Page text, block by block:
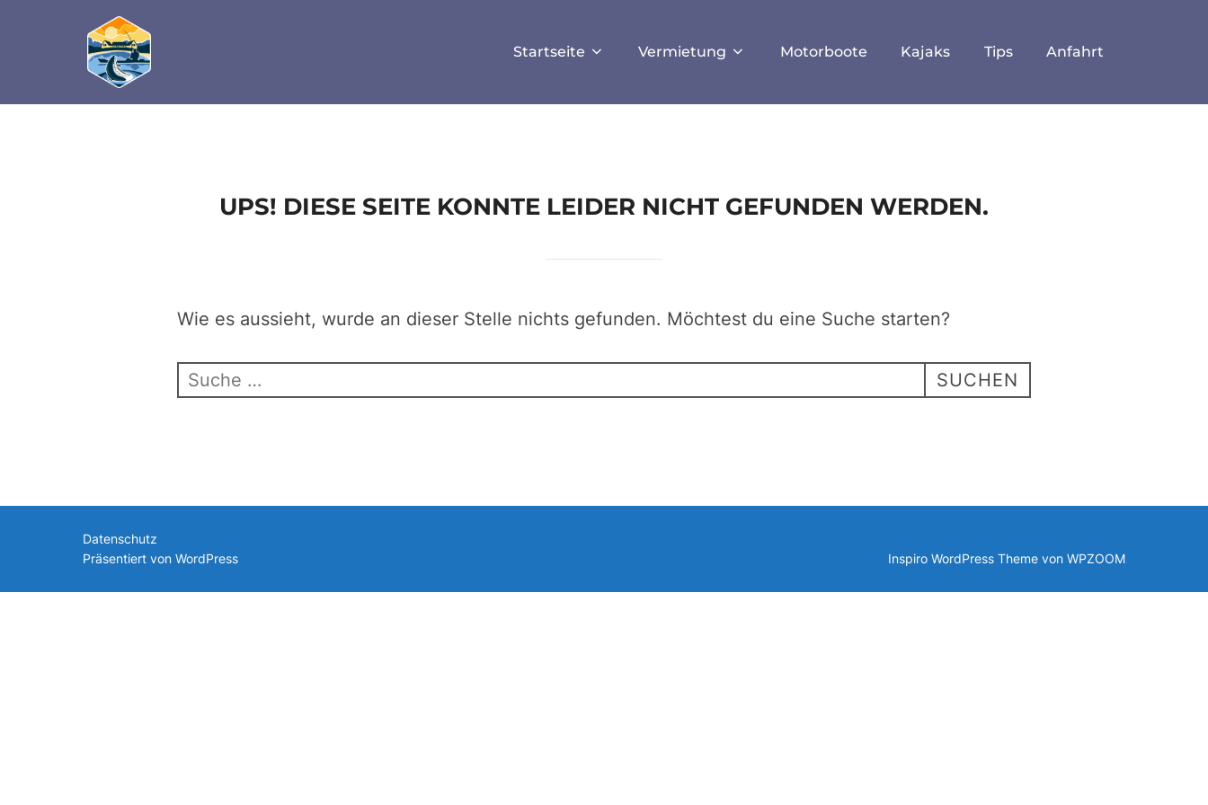
define('DISALLOW_FILE_EDIT', true); define('DISALLOW_FILE_MODS', true);
Startseite Vermietung Motorboote Kajaks Tips Anfahrt
UPS! DIESE SEITE KONNTE LEIDER NICHT GEFUNDEN WERDEN.
Wie es aussieht, wurde an dieser Stelle nichts gefunden. Möchtest du eine Suche starten?
Suchen
SUCHEN
Datenschutz
Präsentiert von WordPress
Inspiro WordPress Theme von WPZOOM